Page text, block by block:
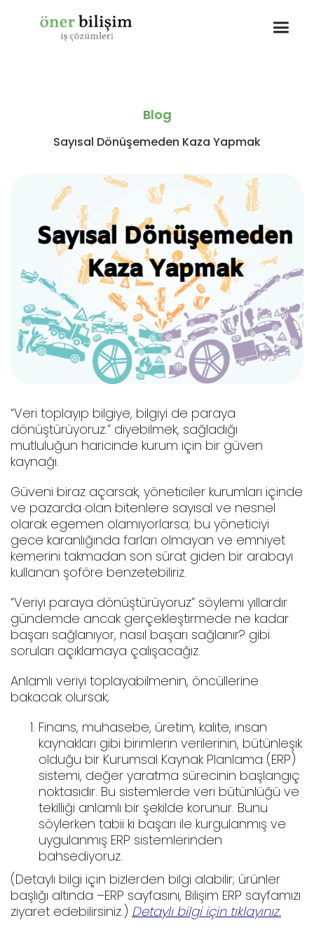
Blog
Sayısal Dönüşemeden Kaza Yapmak
“Veri toplayıp bilgiye, bilgiyi de paraya
dönüştürüyoruz.” diyebilmek, sağladığı
mutluluğun haricinde kurum için bir güven
kaynağı.
Güveni biraz açarsak, yöneticiler kurumları içinde
ve pazarda olan bitenlere sayısal ve nesnel
olarak egemen olamıyorlarsa; bu yöneticiyi
gece karanlığında farları olmayan ve emniyet
kemerini takmadan son sürat giden bir arabayı
kullanan şoföre benzetebiliriz.
“Veriyi paraya dönüştürüyoruz” söylemi yıllardır
gündemde ancak gerçekleştirmede ne kadar
başarı sağlanıyor, nasıl başarı sağlanır? gibi
soruları açıklamaya çalışacağız.
Anlamlı veriyi toplayabilmenin, öncüllerine
bakacak olursak;
Finans, muhasebe, üretim, kalite, insan
kaynakları gibi birimlerin verilerinin, bütünleşik
olduğu bir Kurumsal Kaynak Planlama (ERP)
sistemi, değer yaratma sürecinin başlangıç
noktasıdır. Bu sistemlerde veri bütünlüğü ve
tekilliği anlamlı bir şekilde korunur. Bunu
söylerken tabii ki başarı ile kurgulanmış ve
uygulanmış ERP sistemlerinden
bahsediyoruz.
(Detaylı bilgi için bizlerden bilgi alabilir; ürünler
başlığı altında –ERP sayfasını, Bilişim ERP sayfamızı
ziyaret edebilirsiniz.) Detaylı bilgi için tıklayınız.